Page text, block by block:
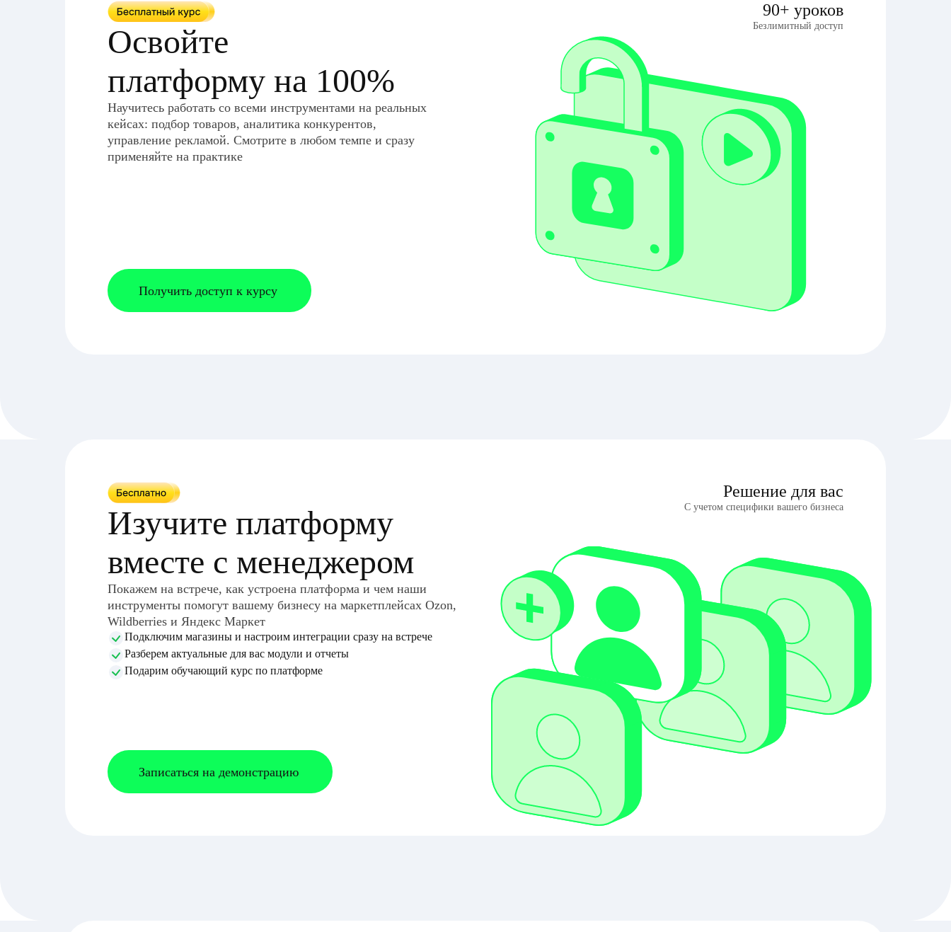
Освойте
платформу на 100%
Научитесь работать со всеми инструментами на реальных
кейсах: подбор товаров, аналитика конкурентов,
управление рекламой. Смотрите в любом темпе и сразу
применяйте на практике
90+ уроков
Безлимитный доступ
Получить доступ к курсу
Изучите платформу
вместе с менеджером
Покажем на встрече, как устроена платформа и чем наши
инструменты помогут вашему бизнесу на маркетплейсах Ozon,
Wildberries и Яндекс Маркет
Подключим магазины и настроим интеграции сразу на встрече
Разберем актуальные для вас модули и отчеты
Подарим обучающий курс по платформе
Решение для вас
С учетом специфики вашего бизнеса
Записаться на демонстрацию